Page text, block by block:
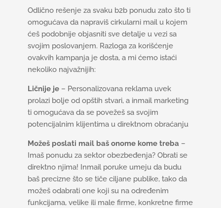
Odlično rešenje za svaku b2b ponudu zato što ti
omogućava da napraviš cirkularni mail u kojem
ćeš podobnije objasniti sve detalje u vezi sa
svojim poslovanjem. Razloga za korišćenje
ovakvih kampanja je dosta, a mi ćemo istaći
nekoliko najvažnijih:
Ličnije je – Personalizovana reklama uvek
prolazi bolje od opštih stvari, a inmail marketing
ti omogućava da se povežeš sa svojim
potencijalnim klijentima u direktnom obraćanju
Možeš poslati mail baš onome kome treba –
Imaš ponudu za sektor obezbeđenja? Obrati se
direktno njima! Inmail poruke umeju da budu
baš precizne što se tiče ciljane publike, tako da
možeš odabrati one koji su na određenim
funkcijama, velike ili male firme, konkretne firme